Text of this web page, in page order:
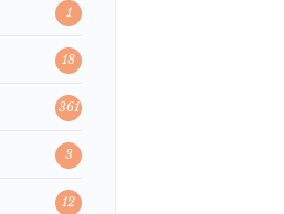
1
18
361
3
12